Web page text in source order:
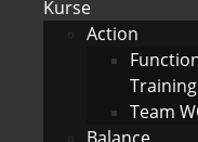
Kurse
Action
Training
Team